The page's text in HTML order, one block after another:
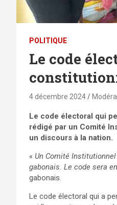
POLITIQUE
Le code
4 décembre 2024
Le code électoral qui
rédigé par un Comité
un discours à la nation.
« Un Comité
gabonais. Le code sera
gabonais.
Le code électoral qui a